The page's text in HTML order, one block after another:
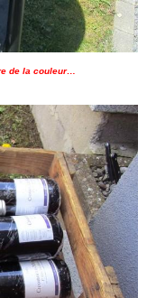
de la couleur…